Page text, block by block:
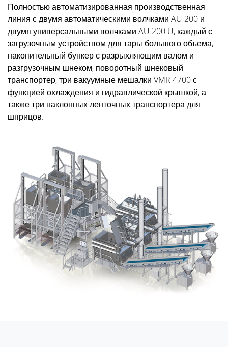
Полностью автоматизированная производственная
линия с двумя автоматическими волчками AU 200 и
двумя универсальными волчками AU 200 U, каждый с
загрузочным устройством для тары большого объема,
накопительный бункер с разрыхляющим валом и
разгрузочным шнеком, поворотный шнековый
транспортер, три вакуумные мешалки VMR 4700 с
функцией охлаждения и гидравлической крышкой, а
также три наклонных ленточных транспортера для
шприцов.